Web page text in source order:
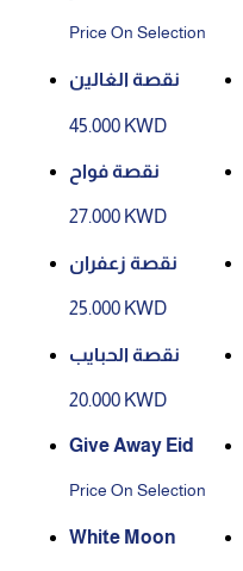
Price On Selection
نقصة الغالين
45.000 KWD
نقصة فواح
27.000 KWD
نقصة زعفران
25.000 KWD
نقصة الحبايب
20.000 KWD
Give Away Eid
Price On Selection
White Moon